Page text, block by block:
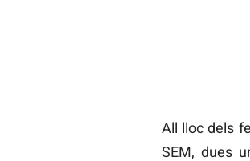
All lloc dels
SEM, dues